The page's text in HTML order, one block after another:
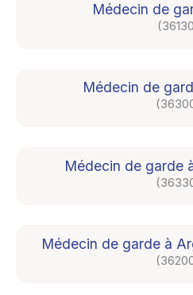
Médecin de
Médecin de
Médecin de garde
Médecin de garde à